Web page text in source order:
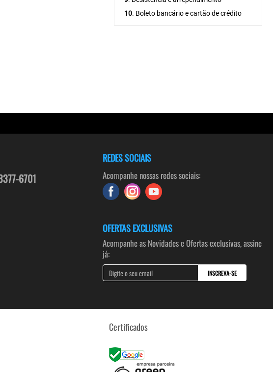
10. Boleto bancário e cartão de crédito
6701
REDES SOCIAIS
Acompanhe nossas redes sociais:
OFERTAS EXCLUSIVAS
Acompanhe as Novidades e Ofertas exclusivas, assine
já:
INSCREVA-SE
Certificados